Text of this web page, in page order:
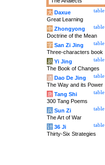
table
大 Daxue
Great Learning
table
中 Zhongyong
Doctrine of the Mean
table
字 San Zi Jing
Three-characters book
table
易 Yi Jing
The Book of Changes
table
道 Dao De Jing
The Way and its Power
table
唐 Tang Shi
300 Tang Poems
table
兵 Sun Zi
The Art of War
table
计 36 Ji
Thirty-Six Strategies